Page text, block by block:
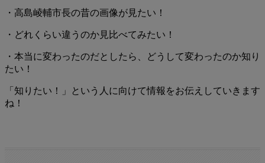
・高島崚輔市長の昔の画像が見たい！
・どれくらい違うのか見比べてみたい！
・本当に変わったのだとしたら、どうして変わったのか知り
たい！
「知りたい！」という人に向けて情報をお伝えしていきます
ね！